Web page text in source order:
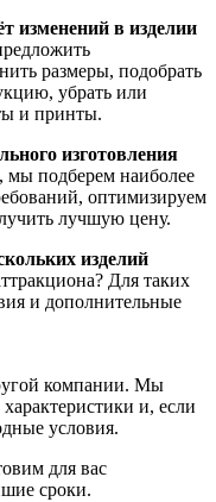
изменений в изделии
размеры, подобрать
убрать или
и принты.
изготовления
мы подберем наиболее
оптимизируем
лучшую цену.
изделий
Для таких
и дополнительные
компании. Мы
и, если
условия.
для вас
сроки.